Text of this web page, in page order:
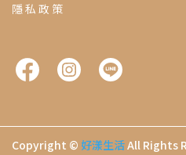
隱 私 政 策
Copyright © 好漾生活All Rights